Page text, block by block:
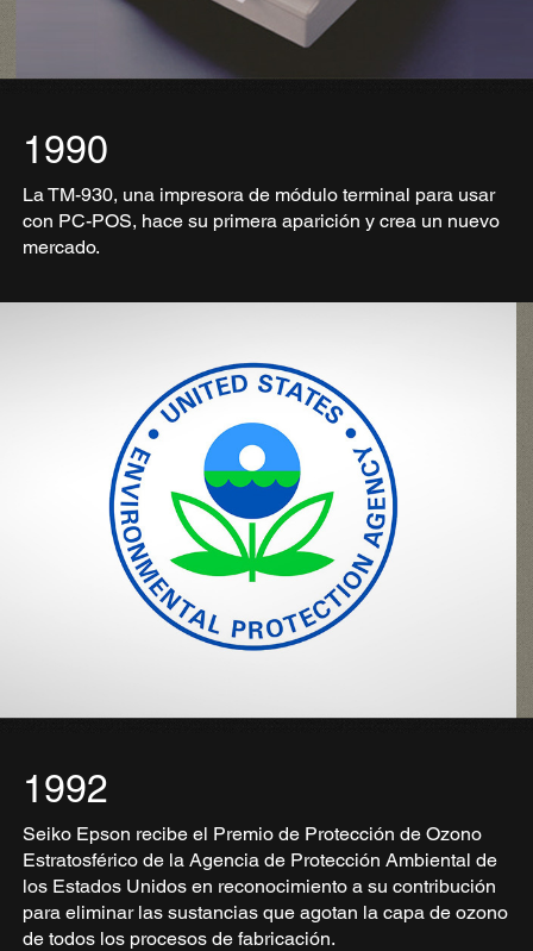
1990
La TM-930, una impresora de módulo terminal para usar
con PC-POS, hace su primera aparición y crea un nuevo
mercado.
1992
Seiko Epson recibe el Premio de Protección de Ozono
Estratosférico de la Agencia de Protección Ambiental de
los Estados Unidos en reconocimiento a su contribución
para eliminar las sustancias que agotan la capa de ozono
de todos los procesos de fabricación.